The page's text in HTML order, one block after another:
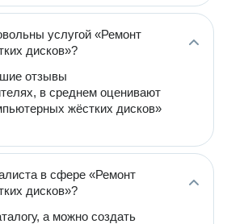
услугой «Ремонт
дисков»?
отзывы
в среднем оценивают
жёстких дисков»
в сфере «Ремонт
дисков»?
а можно создать